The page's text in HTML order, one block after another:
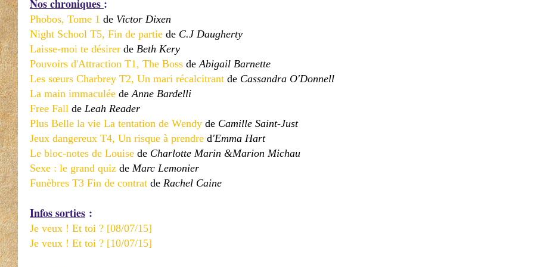
Nos chroniques :
Phobos, Tome 1 de Victor Dixen
Night School T5, Fin de partie de C.J Daugherty
Laisse-moi te désirer de Beth Kery
Pouvoirs d'Attraction T1, The Boss deAbigail Barnette
Les sœurs Charbrey T2, Un mari récalcitrant de Cassandra O'Donnell
La main immaculée deAnne Bardelli
Free Fall de Leah Reader
Plus Belle la vie La tentation de Wendy de Camille Saint-Just
Jeux dangereux T4, Un risque à prendre d'Emma Hart
Le bloc-notes de Louise de Charlotte Marin &Marion Michau
Sexe : le grand quiz de Marc Lemonier
Funèbres T3 Fin de contrat de Rachel Caine
Infos sorties :
Je veux ! Et toi ? [08/07/15]
Je veux ! Et toi ? [10/07/15]